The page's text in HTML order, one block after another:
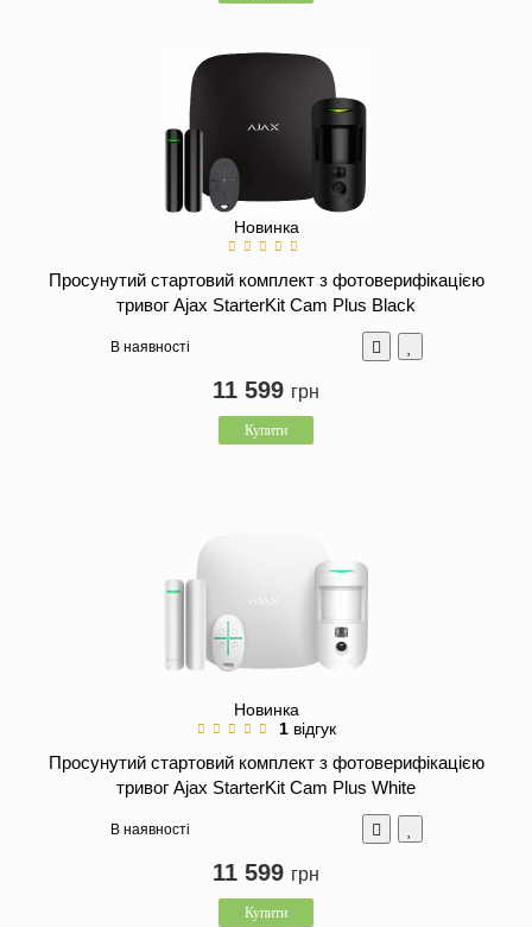
Новинка
Просунутий стартовий комплект з фотоверифікацією
тривог Ajax StarterKit Cam Plus Black
В наявності
11 599 грн
Купити
Новинка
1 відгук
Просунутий стартовий комплект з фотоверифікацією
тривог Ajax StarterKit Cam Plus White
В наявності
11 599 грн
Купити